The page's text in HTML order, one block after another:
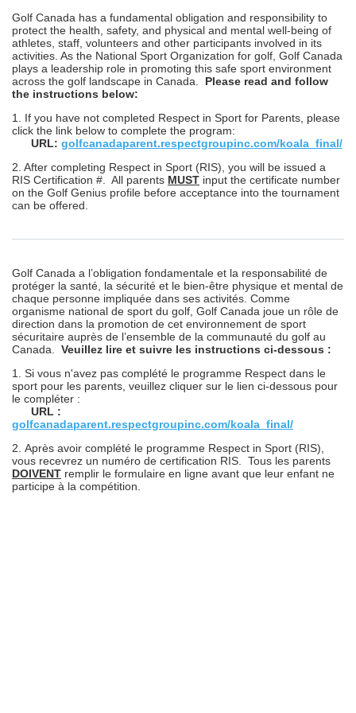
Golf Canada has a fundamental obligation and responsibility to
protect the health, safety, and physical and mental well-being of
athletes, staff, volunteers and other participants involved in its
activities. As the National Sport Organization for golf, Golf Canada
plays a leadership role in promoting this safe sport environment
across the golf landscape in Canada. Please read and follow
the instructions below:
1. If you have not completed Respect in Sport for Parents, please
click the link below to complete the program:
URL: golfcanadaparent.respectgroupinc.com/koala_final/
2. After completing Respect in Sport (RIS), you will be issued a
RIS Certification #. All parents MUST input the certificate number
on the Golf Genius profile before acceptance into the tournament
can be offered.
Golf Canada a l’obligation fondamentale et la responsabilité de
protéger la santé, la sécurité et le bien-être physique et mental de
chaque personne impliquée dans ses activités. Comme
organisme national de sport du golf, Golf Canada joue un rôle de
direction dans la promotion de cet environnement de sport
sécuritaire auprès de l’ensemble de la communauté du golf au
Canada. Veuillez lire et suivre les instructions ci-dessous :
1. Si vous n'avez pas complété le programme Respect dans le
sport pour les parents, veuillez cliquer sur le lien ci-dessous pour
le compléter :
URL :
golfcanadaparent.respectgroupinc.com/koala_final/
2. Après avoir complété le programme Respect in Sport (RIS),
vous recevrez un numéro de certification RIS. Tous les parents
DOIVENT remplir le formulaire en ligne avant que leur enfant ne
participe à la compétition.